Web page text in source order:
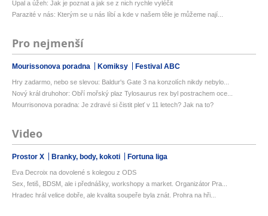
Úpal a úžeh: Jak je poznat a jak se z nich rychle vyléčit
Parazité v nás: Kterým se u nás líbí a kde v našem těle je můžeme nají...
Pro nejmenší
Mourissonova poradna Komiksy Festival ABC
Hry zadarmo, nebo se slevou: Baldur's Gate 3 na konzolích nikdy nebylo...
Nový král druhohor: Obří mořský plaz Tylosaurus rex byl postrachem oce...
Mourrisonova poradna: Je zdravé si čistit pleť v 11 letech? Jak na to?
Video
Prostor X Branky, body, kokoti Fortuna liga
Eva Decroix na dovolené s kolegou z ODS
Sex, fetiš, BDSM, ale i přednášky, workshopy a market. Organizátor Pra...
Hradec hrál velice dobře, ale kvalita soupeře byla znát. Prohra na hři...